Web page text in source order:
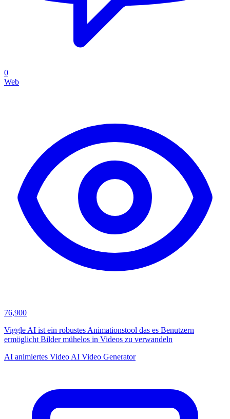
0
Web
76,900
Viggle AI ist ein robustes Animationstool das es Benutzern
ermöglicht Bilder mühelos in Videos zu verwandeln
AI animiertes Video AI Video Generator